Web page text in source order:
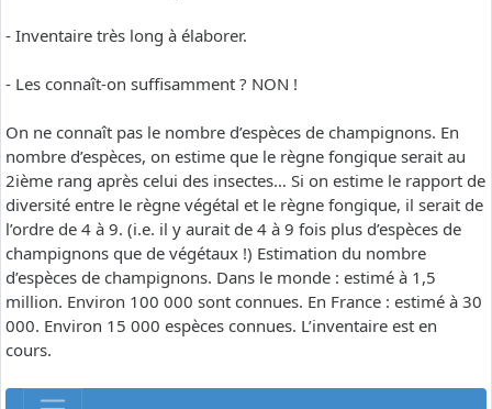
- Inventaire très long à élaborer.
- Les connaît-on suffisamment ? NON !
On ne connaît pas le nombre d’espèces de champignons. En
nombre d’espèces, on estime que le règne fongique serait au
2ième rang après celui des insectes… Si on estime le rapport de
diversité entre le règne végétal et le règne fongique, il serait de
l’ordre de 4 à 9. (i.e. il y aurait de 4 à 9 fois plus d’espèces de
champignons que de végétaux !) Estimation du nombre
d’espèces de champignons. Dans le monde : estimé à 1,5
million. Environ 100 000 sont connues. En France : estimé à 30
000. Environ 15 000 espèces connues. L’inventaire est en
cours.